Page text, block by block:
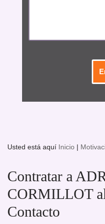
Usted está aquí Inicio |
Contratar a
CORMILLOT
Contacto